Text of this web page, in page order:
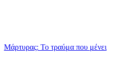
Μάρτυρας: Το τραύμα που μένει